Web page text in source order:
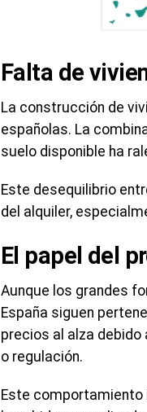
Falta de
La construcción de
españolas. La
suelo disponible ha
Este desequilibrio
del alquiler,
El papel del
Aunque los grandes
España siguen
precios al alza
o regulación.
Este comportamiento